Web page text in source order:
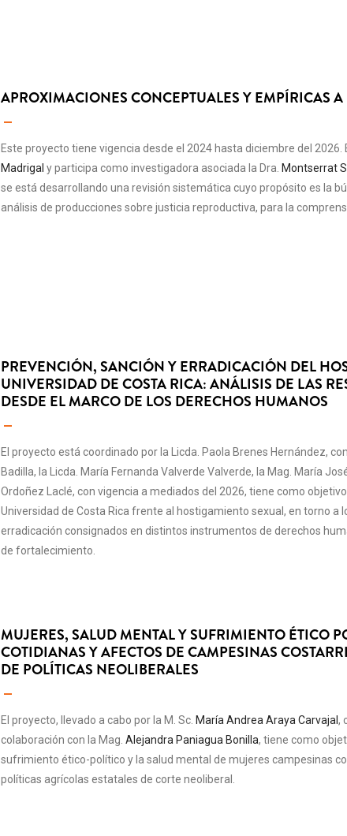
APROXIMACIONES CONCEPTUALES Y EMPÍRICAS
Este proyecto tiene vigencia desde el 2024 hasta diciembre del 2026.
Madrigal y participa como investigadora asociada la Dra. Montserrat
se está desarrollando una revisión sistemática cuyo propósito es la
análisis de producciones sobre justicia reproductiva, para la
PREVENCIÓN, SANCIÓN Y ERRADICACIÓN DEL
UNIVERSIDAD DE COSTA RICA: ANÁLISIS DE LAS
DESDE EL MARCO DE LOS DERECHOS HUMANOS
El proyecto está coordinado por la Licda. Paola Brenes Hernández,
Badilla, la Licda. María Fernanda Valverde Valverde, la Mag. María
Ordoñez Laclé, con vigencia a mediados del 2026, tiene como
Universidad de Costa Rica frente al hostigamiento sexual, en torno a
erradicación consignados en distintos instrumentos de derechos
de fortalecimiento.
MUJERES, SALUD MENTAL Y SUFRIMIENTO ÉTICO
COTIDIANAS Y AFECTOS DE CAMPESINAS
DE POLÍTICAS NEOLIBERALES
El proyecto, llevado a cabo por la M. Sc. María Andrea Araya Carvajal,
colaboración con la Mag. Alejandra Paniagua Bonilla, tiene como
sufrimiento ético-político y la salud mental de mujeres campesinas
políticas agrícolas estatales de corte neoliberal.